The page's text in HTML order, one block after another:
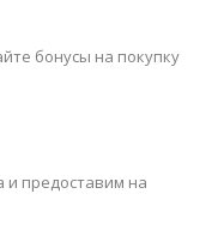
бонусы на покупку
предоставим на